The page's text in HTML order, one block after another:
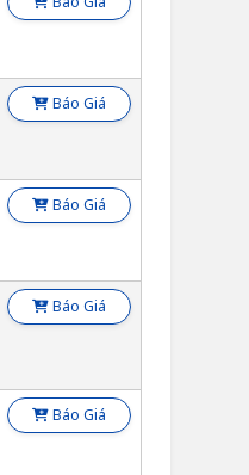
Báo Giá
Báo Giá
Báo Giá
Báo Giá